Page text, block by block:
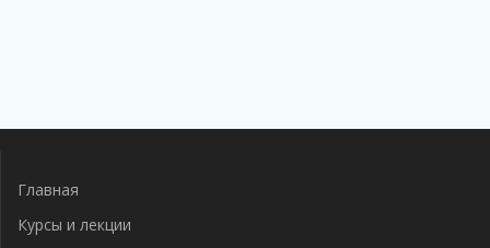
Главная
Курсы и лекции